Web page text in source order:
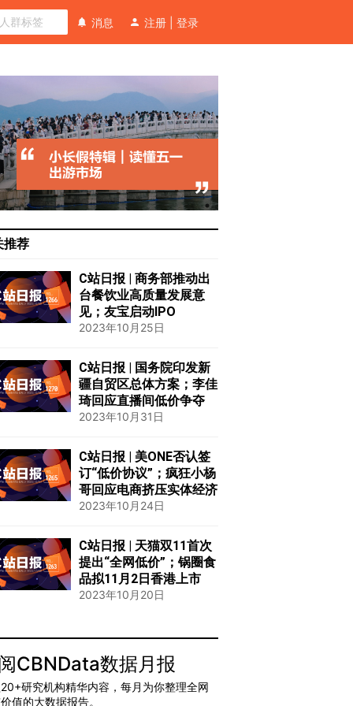
消息 注册 登录
推荐
C站日报 | 商务部推动出
台餐饮业高质量发展意
见；友宝启动IPO
2023年10月25日
C站日报 | 国务院印发新
疆自贸区总体方案；李佳
琦回应直播间低价争夺
2023年10月31日
C站日报 | 美ONE否认签
订“低价协议”；疯狂小杨
哥回应电商挤压实体经济
2023年10月24日
C站日报 | 天猫双11首次
提出“全网低价”；锅圈食
品拟11月2日香港上市
2023年10月20日
CBNData数据月报
研究机构精华内容，每月为你整理全网
值的大数据报告。